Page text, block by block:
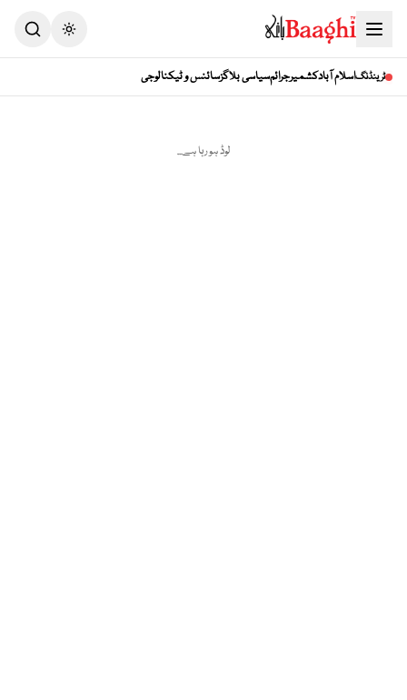
Toggle theme
ٹرینڈنگاسلام آبادکشمیرجرائمسیاسی بلاگزسائنس و ٹیکنالوجی
لوڈ ہو رہا ہے...